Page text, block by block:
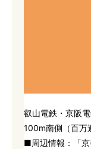
叡山電鉄・京阪
100m南側（百万
■周辺情報：「